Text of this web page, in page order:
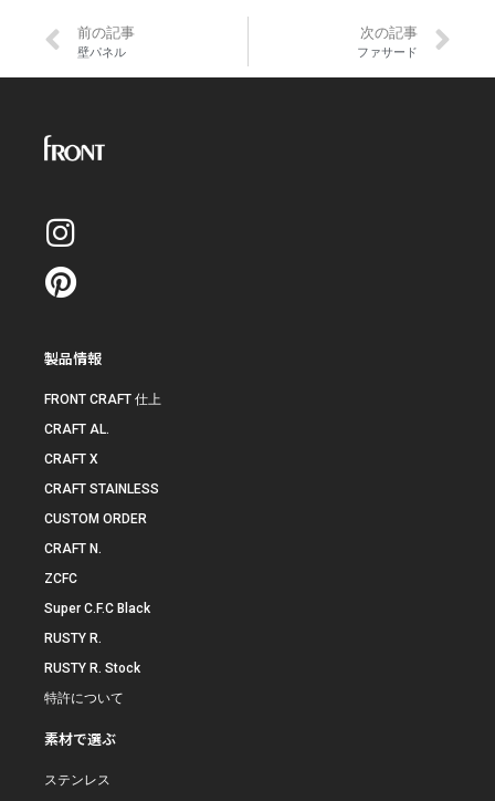
前の記事
壁パネル
次の記事
ファサード
製品情報
FRONT CRAFT 仕上
CRAFT AL.
CRAFT X
CRAFT STAINLESS
CUSTOM ORDER
CRAFT N.
ZCFC
Super C.F.C Black
RUSTY R.
RUSTY R. Stock
特許について
素材で選ぶ
ステンレス